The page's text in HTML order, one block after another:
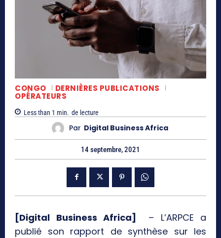
CONGO DERNIÈRES PUBLICATIONS
OPÉRATEURS
Less than 1 min. de lecture
Par Digital Business Africa
14 septembre, 2021
[Digital Business Africa] – L’ARPCE a
publié son rapport de synthèse sur les